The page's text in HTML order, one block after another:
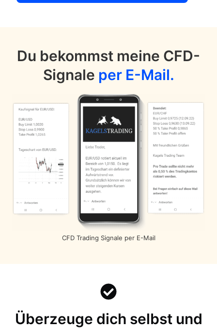
Du bekommst meine CFD-
Signale per E-Mail.
CFD Trading Signale per E-Mail
Überzeuge dich selbst und